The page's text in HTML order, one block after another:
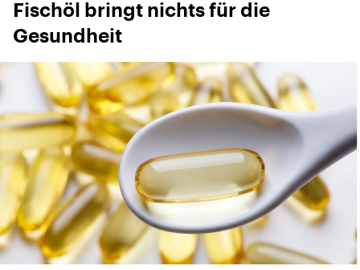
Fischöl bringt nichts für die
Gesundheit